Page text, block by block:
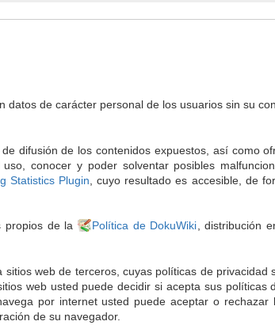
datos de carácter personal de los usuarios sin su
difusión de los contenidos expuestos, así como
conocer y poder solventar posibles
Statistics Plugin , cuyo resultado es accesible, de
propios de la Política de DokuWiki, distribución
sitios web de terceros, cuyas políticas de privacidad
web usted puede decidir si acepta sus políticas
por internet usted puede aceptar o rechazar
de su navegador.